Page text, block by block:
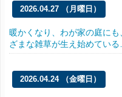
2026.04.27 （月曜日）
暖かくなり、わが家の庭に
ざまな雑草が生え始めている
2026.04.24 （金曜日）